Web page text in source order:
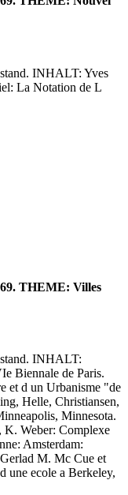
INHALT: Yves
La Notation de L
THEME: Villes
INHALT:
Biennale de Paris.
et d un Urbanisme "de
Helle, Christiansen,
Minnesota.
K. Weber: Complexe
Amsterdam:
M. Mc Cue et
une ecole a Berkeley,